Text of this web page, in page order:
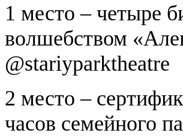
1 место – четыре
волшебством
@stariyparktheatre
2 место –
часов семейного